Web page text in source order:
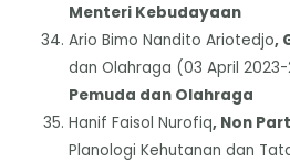
Menteri Kebudayaan
Ario Bimo Nandito Ariotedjo,
dan Olahraga (03 April
Pemuda dan Olahraga
Hanif Faisol Nurofiq, Non
Planologi Kehutanan dan